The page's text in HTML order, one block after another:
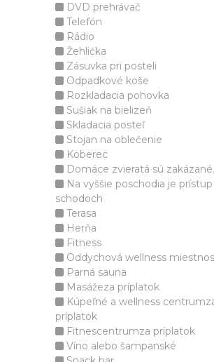
DVD prehrávač
Telefón
Rádio
Žehlička
Zásuvka pri posteli
Odpadkové koše
Rozkladacia pohovka
Sušiak na bielizeň
Skladacia posteľ
Stojan na oblečenie
Koberec
Domáce zvieratá sú zakázané.
Na vyššie poschodia je
schodoch
Terasa
Herňa
Fitness
Oddychová wellness
Parná sauna
Masážeza príplatok
Kúpeľné a wellness
príplatok
Fitnescentrumza príplatok
Víno alebo šampanské